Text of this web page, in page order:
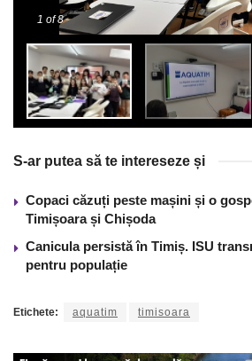
1 of 8
S-ar putea să te intereseze și
Copaci căzuți peste mașini și o
Timișoara și Chișoda
Canicula persistă în Timiș. ISU
pentru populație
Etichete: aquatim timisoara